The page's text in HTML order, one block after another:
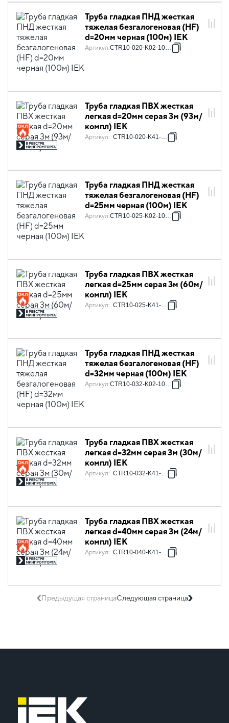
Труба гладкая ПНД жесткая
тяжелая безгалогеновая (HF)
d=20мм черная (100м) IEK
Артикул:CTR10-020-K02-100-1
Труба гладкая ПВХ жесткая
легкая d=20мм серая 3м (93м/
компл) IEK
Артикул: CTR10-020-K41-093I
Труба гладкая ПНД жесткая
тяжелая безгалогеновая (HF)
d=25мм черная (100м) IEK
Артикул:CTR10-025-K02-100-1
Труба гладкая ПВХ жесткая
легкая d=25мм серая 3м (60м/
компл) IEK
Артикул: CTR10-025-K41-060I
Труба гладкая ПНД жесткая
тяжелая безгалогеновая (HF)
d=32мм черная (100м) IEK
Артикул:CTR10-032-K02-100-1
Труба гладкая ПВХ жесткая
легкая d=32мм серая 3м (30м/
компл) IEK
Артикул: CTR10-032-K41-030I
Труба гладкая ПВХ жесткая
легкая d=40мм серая 3м (24м/
компл) IEK
Артикул: CTR10-040-K41-024I
Предыдущая страницаСледующая страница